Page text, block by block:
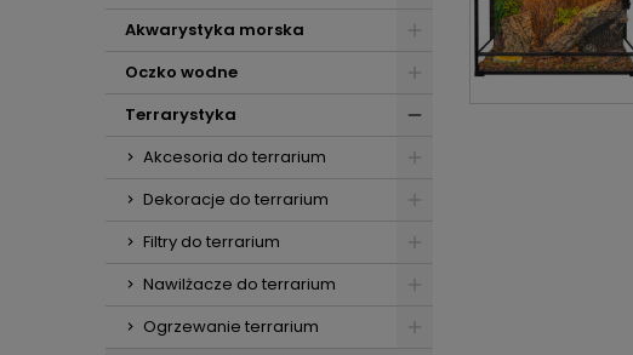
Akwarystyka morska
Oczko wodne
Terrarystyka
Akcesoria do terrarium
Dekoracje do terrarium
Filtry do terrarium
Nawilżacze do terrarium
Ogrzewanie terrarium